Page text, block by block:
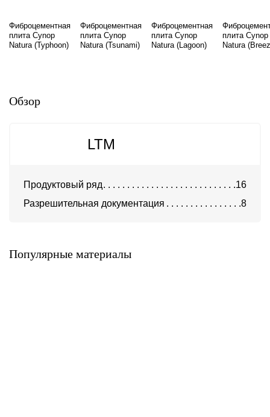
Фиброцементная
плита Cynop
Natura (Typhoon)
Фиброцементная
плита Cynop
Natura (Tsunami)
Фиброцементная
плита Cynop
Natura (Lagoon)
плита Cynop
Natura
Обзор
LTM
Продуктовый ряд
16
Разрешительная документация
8
Популярные материалы